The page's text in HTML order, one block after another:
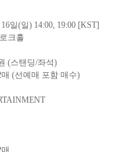
16일 (일 ) 14:00, 19:00 [KST]
크홀
(스탠딩/좌석)
매 (선예매 포함 매수)